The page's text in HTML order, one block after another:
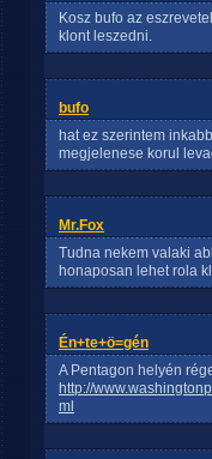
Kosz bufo az
klont leszedni.
bufo
hat ez szerintem
megjelenese korul
Mr.Fox
Tudna nekem valaki
honaposan lehet rola
Én+te+ö=gén
A Pentagon helyén
http://
ml